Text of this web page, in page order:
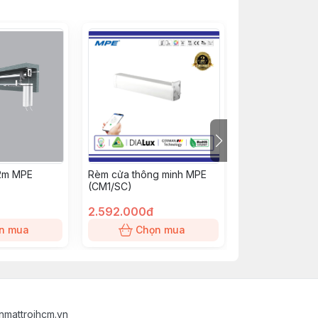
MPE
mua
Rèm cửa thông minh MPE
(CM1/SC)
2.592.000đ
Chọn mua